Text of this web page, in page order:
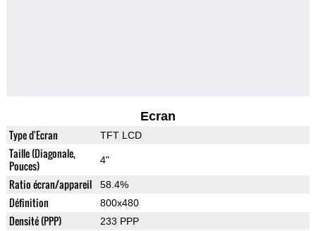
Ecran
Type d'Ecran TFT LCD
Taille (Diagonale,
Pouces)
4"
Ratio écran/appareil 58.4%
Définition 800x480
Densité (PPP) 233 PPP